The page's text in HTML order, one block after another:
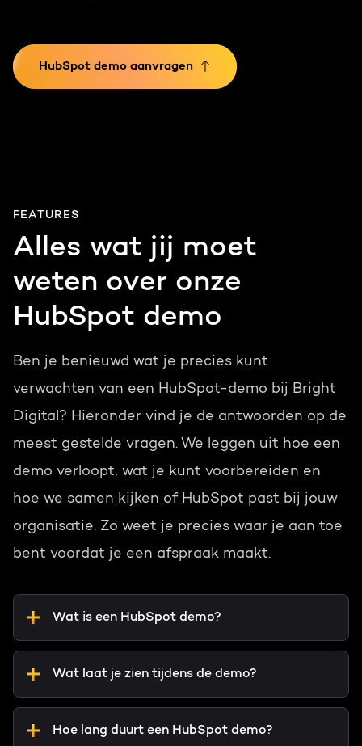
HubSpot demo aanvragen
FEATURES
Alles wat jij moet
weten over onze
HubSpot demo
Ben je benieuwd wat je precies kunt
verwachten van een HubSpot-demo bij Bright
Digital? Hieronder vind je de antwoorden op de
meest gestelde vragen. We leggen uit hoe een
demo verloopt, wat je kunt voorbereiden en
hoe we samen kijken of HubSpot past bij jouw
organisatie. Zo weet je precies waar je aan toe
bent voordat je een afspraak maakt.
Wat is een HubSpot demo?
Wat laat je zien tijdens de demo?
Hoe lang duurt een HubSpot demo?